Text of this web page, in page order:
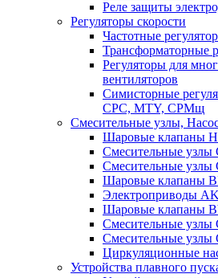
Реле защиты
Регуляторы скорости
Частотные
Трансформаторные
Регуляторы для
вентиляторов
Симисторные
СРС, MTY, СРМщ
Смесительные узлы,
Шаровые клапаны
Смесительные
Смесительные
Шаровые клапаны
Электроприводы
Шаровые клапаны
Смесительные узлы
Смесительные
Циркуляционные
Устройства плавного